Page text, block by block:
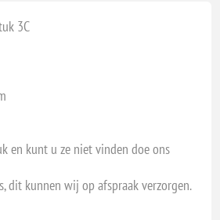
3C
en kunt u ze niet vinden doe ons
dit kunnen wij op afspraak verzorgen.